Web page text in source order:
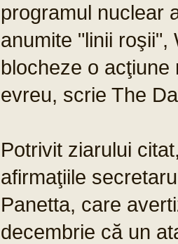
programul nuclear
anumite "linii
blocheze o acţiune
evreu, scrie The
Potrivit ziarului
afirmaţiile
Panetta, care
decembrie că un